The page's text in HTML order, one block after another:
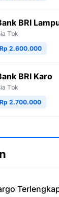
BRI
Tbk
Rp 2.600.000
BRI Karo
Tbk
Rp 2.700.000